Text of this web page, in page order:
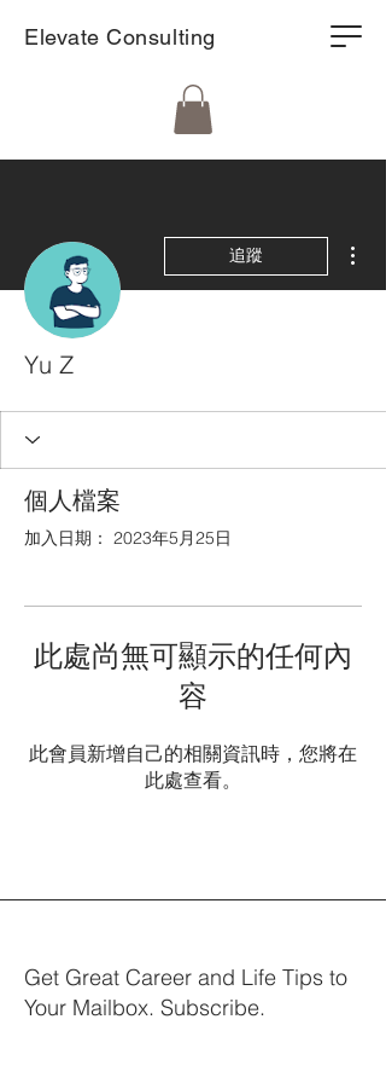
Elevate Consulting
追蹤
Yu Z
個人檔案
加入日期： 2023年5月25日
此處尚無可顯示的任何內
容
此會員新增自己的相關資訊時，您將在
此處查看。
Get Great Career and Life Tips to
Your Mailbox. Subscribe.